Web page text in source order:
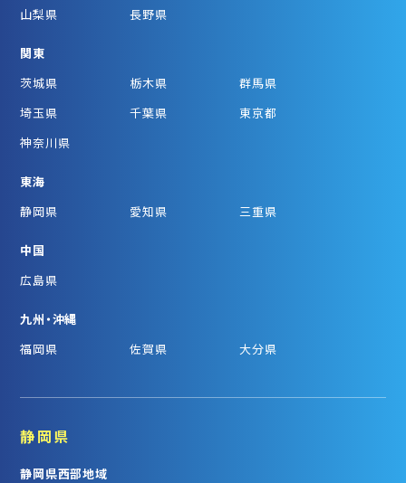
山梨県
長野県
関東
茨城県
栃木県
群馬県
埼玉県
千葉県
東京都
神奈川県
東海
静岡県
愛知県 三重県
中国
広島県
九州・沖縄
福岡県
佐賀県 大分県
静岡県
静岡県西部地域